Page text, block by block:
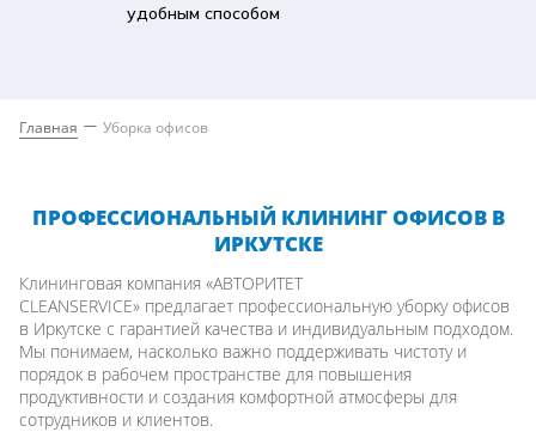
удобным способом
Главная — Уборка офисов
ПРОФЕССИОНАЛЬНЫЙ КЛИНИНГ ОФИСОВ В
ИРКУТСКЕ
Клининговая компания «АВТОРИТЕТ
CLEANSERVICE» предлагает профессиональную уборку офисов
в Иркутске с гарантией качества и индивидуальным подходом.
Мы понимаем, насколько важно поддерживать чистоту и
порядок в рабочем пространстве для повышения
продуктивности и создания комфортной атмосферы для
сотрудников и клиентов.